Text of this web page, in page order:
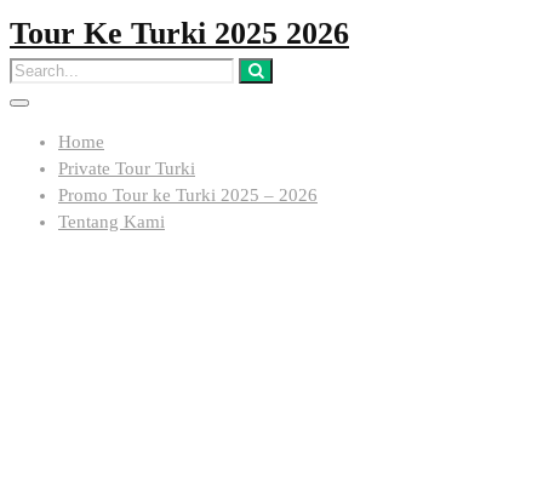
Tour Ke Turki 2025 2026
Home
Private Tour Turki
Promo Tour ke Turki 2025 – 2026
Tentang Kami